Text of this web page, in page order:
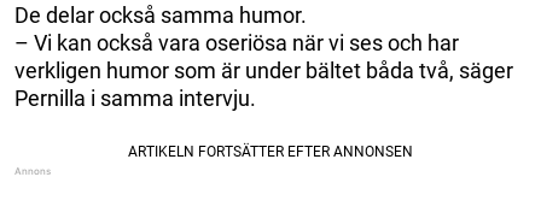
De delar också samma humor.
– Vi kan också vara oseriösa när vi ses och har
verkligen humor som är under bältet båda två, säger
Pernilla i samma intervju.